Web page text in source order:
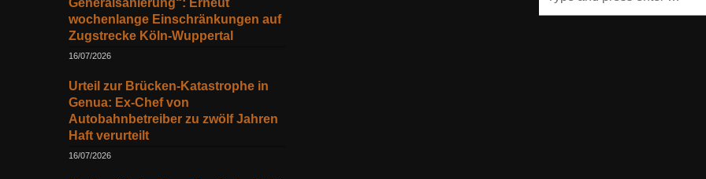
Generalsanierung“: Erneut
wochenlange Einschränkungen auf
Zugstrecke Köln-Wuppertal
16/07/2026
Urteil zur Brücken-Katastrophe in
Genua: Ex-Chef von
Autobahnbetreiber zu zwölf Jahren
Haft verurteilt
16/07/2026